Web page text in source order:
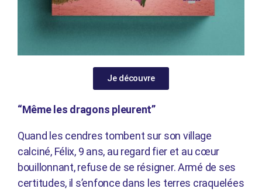
Je découvre
“Même les dragons pleurent”
Quand les cendres tombent sur son village
calciné, Félix, 9 ans, au regard fier et au cœur
bouillonnant, refuse de se résigner. Armé de ses
certitudes, il s’enfonce dans les terres craquelées